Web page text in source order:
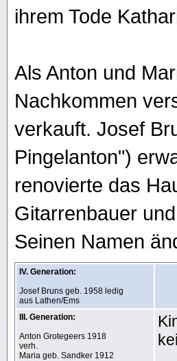
ihrem Tode
Als Anton und
Nachkommen
verkauft. Josef
Pingelanton")
renovierte das
Gitarrenbauer
Seinen Namen
IV. Generation:
Josef Bruns geb. 1958 ledig
aus Lathen/Ems
III. Generation:
Anton Grotegeers 1918
verh.
Maria geb. Sandker 1912